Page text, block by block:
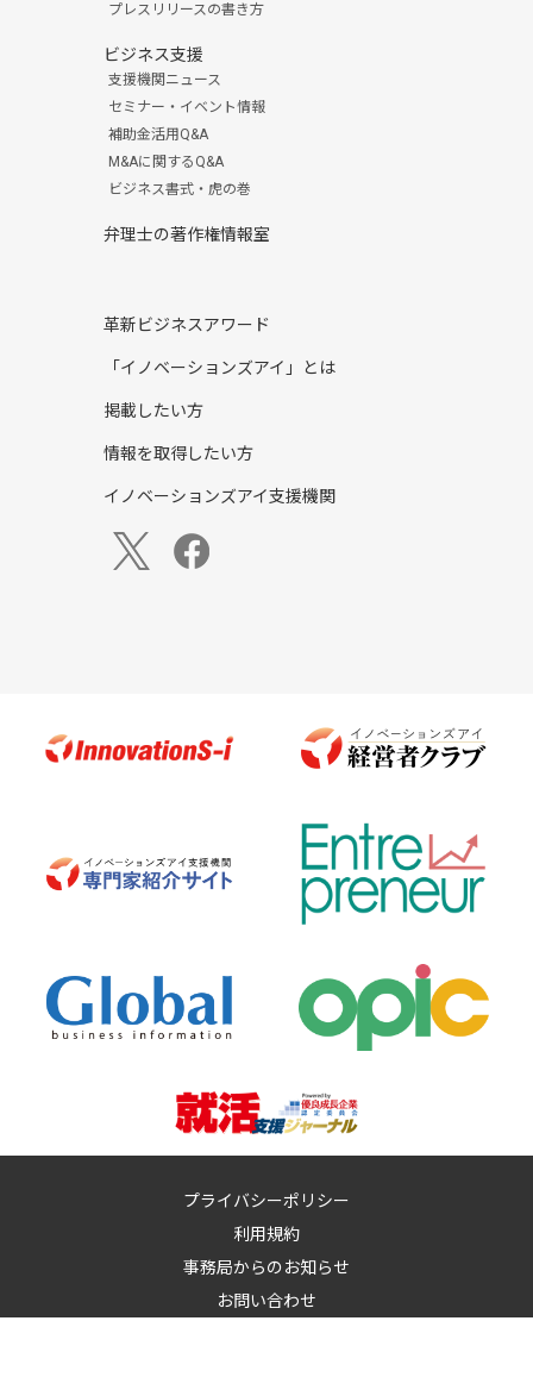
プレスリリースの書き方
ビジネス支援
支援機関ニュース
セミナー・イベント情報
補助金活用Q&A
M&Aに関するQ&A
ビジネス書式・虎の巻
弁理士の著作権情報室
革新ビジネスアワード
「イノベーションズアイ」とは
掲載したい方
情報を取得したい方
イノベーションズアイ支援機関
プライバシーポリシー
利用規約
事務局からのお知らせ
お問い合わせ